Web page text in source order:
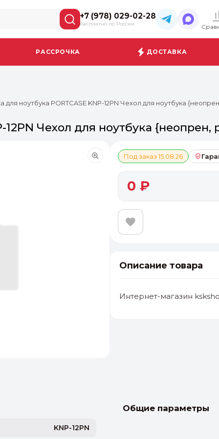
+7 (978) 029-02-28
Бесплатно по России
РАССРОЧКА ДОСТАВКА
для ноутбука PORTCASE KNP-12PN Чехол для ноутбука {неопрен,
Чехол для ноутбука {неопрен,
Под заказ 15.08.26
0 ₽
Описание товара
Интернет-магазин
KNP-12PN
Общие параметры